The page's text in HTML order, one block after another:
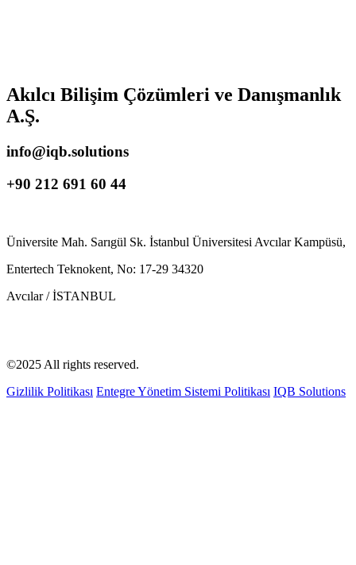
Akılcı Bilişim Çözümleri ve Danışmanlık
A.Ş.
info@iqb.solutions
+90 212 691 60 44
Üniversite Mah. Sarıgül Sk. İstanbul Üniversitesi Avcılar Kampüsü,
Entertech Teknokent, No: 17-29 34320
Avcılar / İSTANBUL
©2025 All rights reserved.
Gizlilik Politikası Entegre Yönetim Sistemi Politikası IQB Solutions